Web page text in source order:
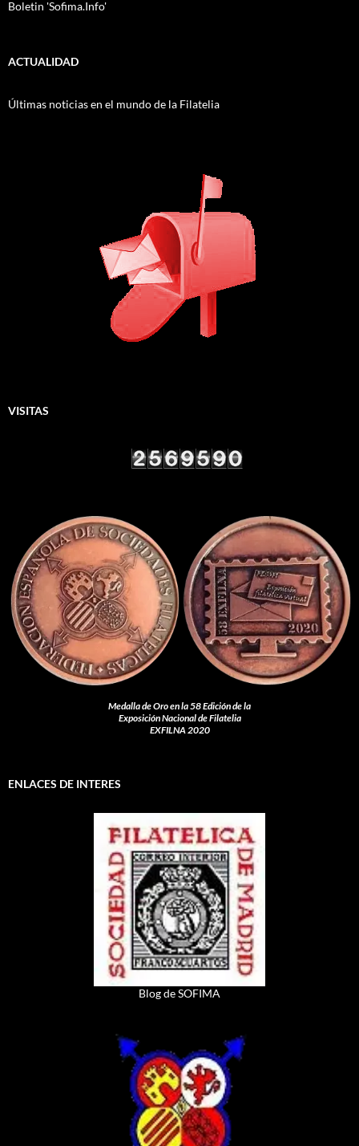
Boletin 'Sofima.Info'
ACTUALIDAD
Últimas noticias en el mundo de la Filatelia
VISITAS
Medalla de Oro en la 58 Edición de la
Exposición Nacional de Filatelia
EXFILNA 2020
ENLACES DE INTERES
Blog de SOFIMA